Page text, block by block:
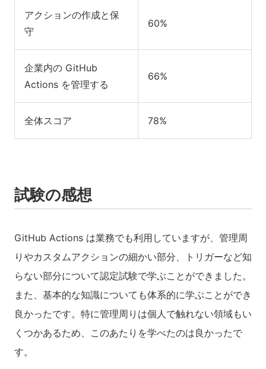
アクションの作成と保
守
60%
企業内の GitHub
Actions を管理する
66%
全体スコア 78%
試験の感想
GitHub Actions は業務でも利用していますが、管理周
りやカスタムアクションの細かい部分、トリガーなど知
らない部分について認定試験で学ぶことができました。
また、基本的な知識についても体系的に学ぶことができ
良かったです。特に管理周りは個人で触れない領域もい
くつかあるため、このあたりを学べたのは良かったで
す。